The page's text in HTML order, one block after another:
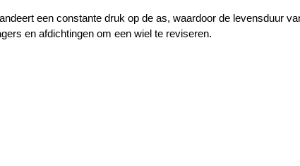
een constante druk op de as, waardoor de levensduur
en afdichtingen om een ​​wiel te reviseren.